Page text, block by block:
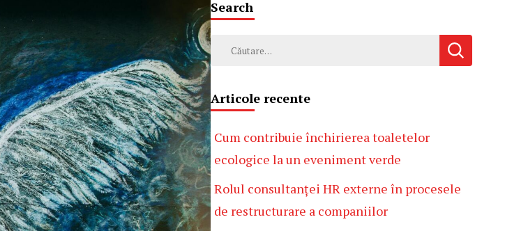
Search
Caută
după:
Articole recente
Cum contribuie închirierea toaletelor
ecologice la un eveniment verde
Rolul consultanței HR externe în procesele
de restructurare a companiilor